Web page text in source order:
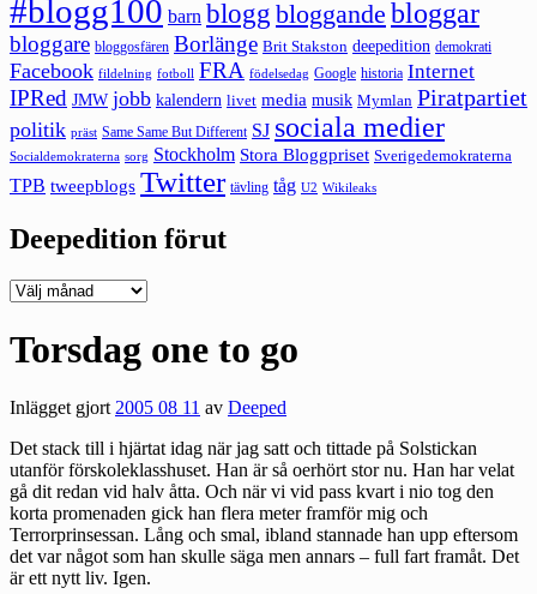
#blogg100 barn blogg bloggande bloggar
bloggare bloggosfären Borlänge Brit Stakston deepedition demokrati
Facebook fildelning fotboll FRA födelsedag Google historia Internet
IPRed JMW jobb kalendern livet media musik Mymlan Piratpartiet
politik präst Same Same But Different SJ sociala medier
Socialdemokraterna sorg Stockholm Stora Bloggpriset Sverigedemokraterna
TPB tweepblogs Twitter tävling tåg U2 Wikileaks
Deepedition förut
Deepedition
Torsdag one to go
Inlägget gjort2005 08 11 av Deeped
Det stack till i hjärtat idag när jag satt och tittade på Solstickan
utanför förskoleklasshuset. Han är så oerhört stor nu. Han har velat
gå dit redan vid halv åtta. Och när vi vid pass kvart i nio tog den
korta promenaden gick han flera meter framför mig och
Terrorprinsessan. Lång och smal, ibland stannade han upp eftersom
det var något som han skulle säga men annars – full fart framåt. Det
är ett nytt liv. Igen.